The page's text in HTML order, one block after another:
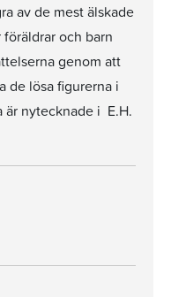
av de mest älskade
och barn
genom att
de lösa figurerna i
nytecknade i E.H.